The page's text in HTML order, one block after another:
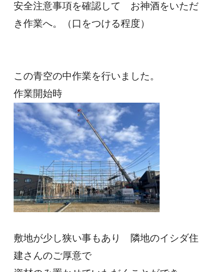
安全注意事項を確認して　お神酒をいただ
き作業へ。（口をつける程度）
この青空の中作業を行いました。
作業開始時
敷地が少し狭い事もあり　隣地のイシダ住
建さんのご厚意で